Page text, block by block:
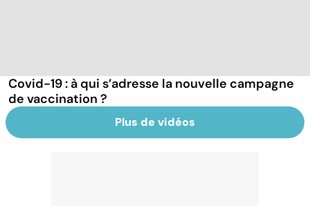
Covid-19 : à qui s’adresse la nouvelle campagne
de vaccination ?
Plus de vidéos